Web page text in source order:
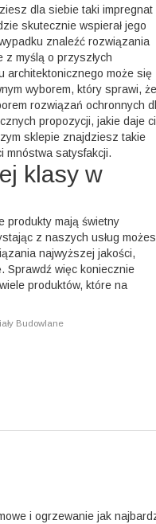
dla siebie taki impregnat
skutecznie wspierał jego
znaleźć rozwiązania
z myślą o przyszłych
architektonicznego może się
wyborem, który sprawi, że
rozwiązań ochronnych
propozycji, jakie daje ci
sklepie znajdziesz takie
mnóstwa satysfakcji.
klasy w
produkty mają świetny
z naszych usług
najwyższej jakości,
Sprawdź więc koniecznie
produktów, które na
Budowlane
i ogrzewanie jak